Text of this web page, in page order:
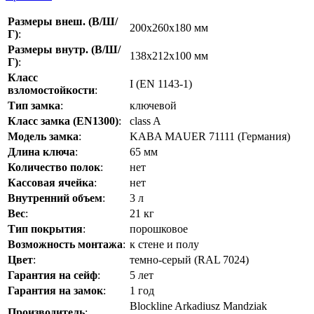
Размеры внеш. (В/Ш/
Г):
200x260x180 мм
Размеры внутр. (В/Ш/
Г):
138x212x100 мм
Класс
взломостойкости:
I (EN 1143-1)
Тип замка:
ключевой
Класс замка (EN1300):
class A
Модель замка:
KABA MAUER 71111 (Германия)
Длина ключа:
65 мм
Количество полок:
нет
Кассовая ячейка:
нет
Внутренний объем:
3 л
Вес:
21 кг
Тип покрытия:
порошковое
Возможность монтажа: к стене и полу
Цвет:
темно-серый (RAL 7024)
Гарантия на сейф:
5 лет
Гарантия на замок:
1 год
Blockline Arkadiusz Mandziak